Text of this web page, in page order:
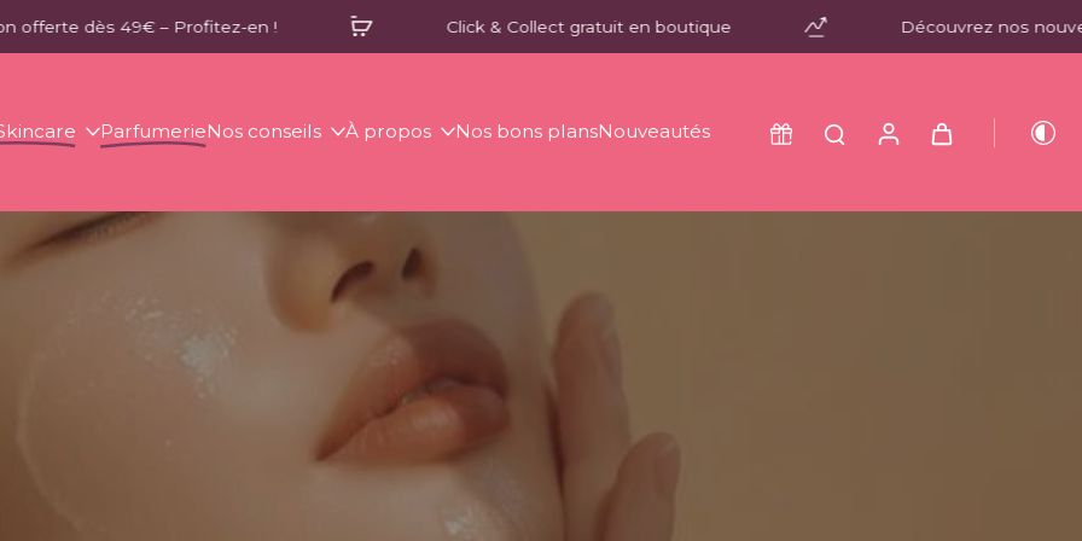
dès 49€ – Profitez-en ! Click & Collect gratuit en boutique Découvrez nos nouveautés
ParfumerieNos conseils À propos Nos bons plansNouveautés